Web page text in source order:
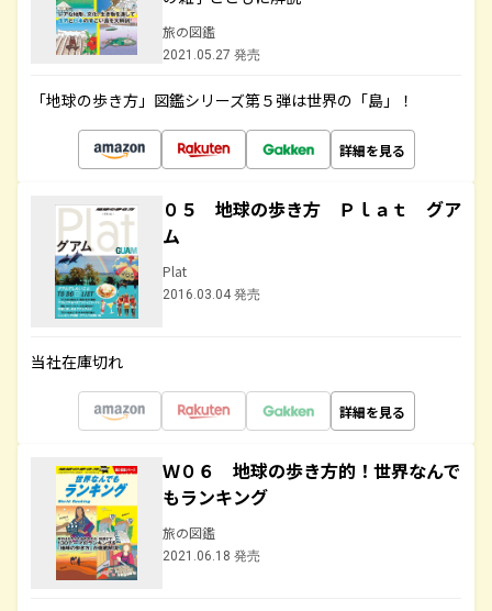
旅の図鑑
2021.05.27 発売
「地球の歩き方」図鑑シリーズ第５弾は世界の「島」！
詳細を見る
０５ 地球の歩き方 Ｐｌａｔ グア
ム
Plat
2016.03.04 発売
当社在庫切れ
詳細を見る
Ｗ０６ 地球の歩き方的！世界なんで
もランキング
旅の図鑑
2021.06.18 発売